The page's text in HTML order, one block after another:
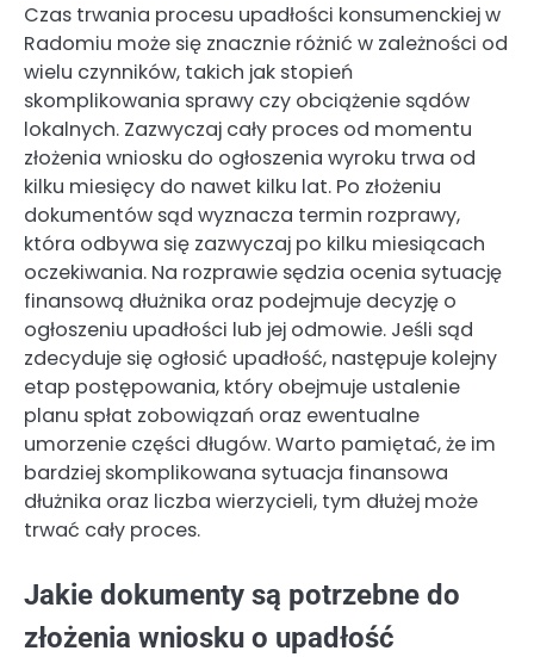
Czas trwania procesu upadłości konsumenckiej w
Radomiu może się znacznie różnić w zależności od
wielu czynników, takich jak stopień
skomplikowania sprawy czy obciążenie sądów
lokalnych. Zazwyczaj cały proces od momentu
złożenia wniosku do ogłoszenia wyroku trwa od
kilku miesięcy do nawet kilku lat. Po złożeniu
dokumentów sąd wyznacza termin rozprawy,
która odbywa się zazwyczaj po kilku miesiącach
oczekiwania. Na rozprawie sędzia ocenia sytuację
finansową dłużnika oraz podejmuje decyzję o
ogłoszeniu upadłości lub jej odmowie. Jeśli sąd
zdecyduje się ogłosić upadłość, następuje kolejny
etap postępowania, który obejmuje ustalenie
planu spłat zobowiązań oraz ewentualne
umorzenie części długów. Warto pamiętać, że im
bardziej skomplikowana sytuacja finansowa
dłużnika oraz liczba wierzycieli, tym dłużej może
trwać cały proces.
Jakie dokumenty są potrzebne do
złożenia wniosku o upadłość